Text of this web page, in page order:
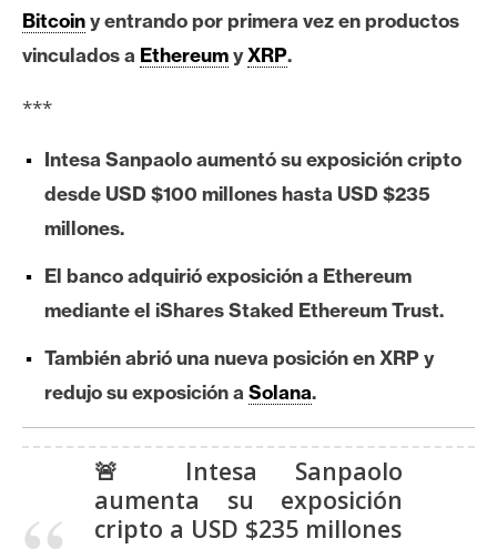
n
h
e
r
u
m
I
A
Bitcoiny entrando por primera vez en productos
vinculados a EthereumyXRP.
***
Intesa Sanpaolo aumentó su exposición cripto
desde USD $100 millones hasta USD $235
millones.
El banco adquirió exposición a Ethereum
mediante el iShares Staked Ethereum Trust.
También abrió una nueva posición en XRP y
redujo su exposición a Solana.
🚨 Intesa Sanpaolo
aumenta su exposición
cripto a USD $235 millones